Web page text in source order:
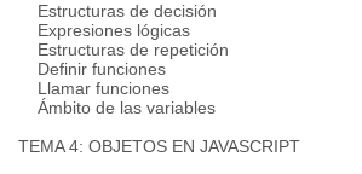
Estructuras de decisión
Expresiones lógicas
Estructuras de repetición
Definir funciones
Llamar funciones
Ámbito de las variables
TEMA 4: OBJETOS EN JAVASCRIPT